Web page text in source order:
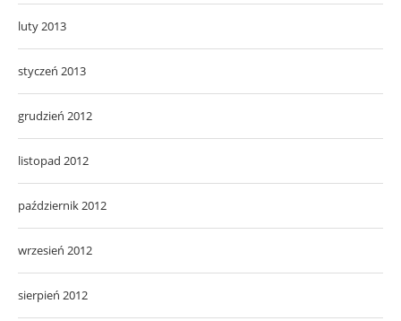
luty 2013
styczeń 2013
grudzień 2012
listopad 2012
październik 2012
wrzesień 2012
sierpień 2012